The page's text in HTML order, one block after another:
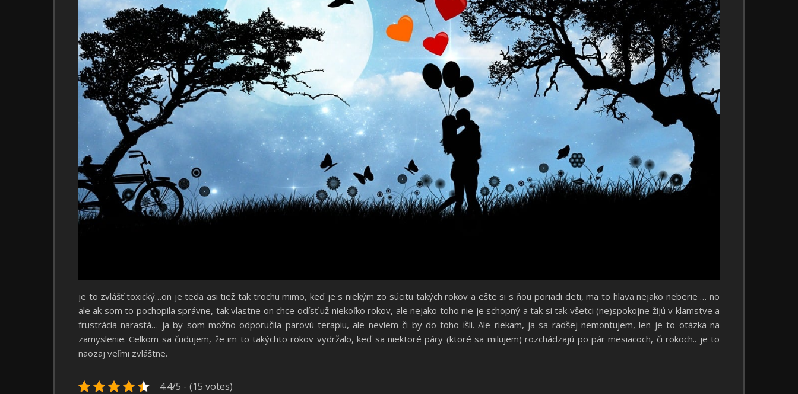
je to zvlášť toxický…on je teda asi tiež tak trochu mimo, keď je s niekým zo súcitu takých rokov a ešte si s ňou poriadi deti, ma to hlava nejako neberie … no
ale ak som to pochopila správne, tak vlastne on chce odísť už niekoľko rokov, ale nejako toho nie je schopný a tak si tak všetci (ne)spokojne žijú v klamstve a
frustrácia narastá… ja by som možno odporučila parovú terapiu, ale neviem či by do toho išli. Ale riekam, ja sa radšej nemontujem, len je to otázka na
zamyslenie. Celkom sa čudujem, že im to takýchto rokov vydržalo, keď sa niektoré páry (ktoré sa milujem) rozchádzajú po pár mesiacoch, či rokoch.. je to
naozaj veľmi zvláštne.
4.4/5 - (15 votes)